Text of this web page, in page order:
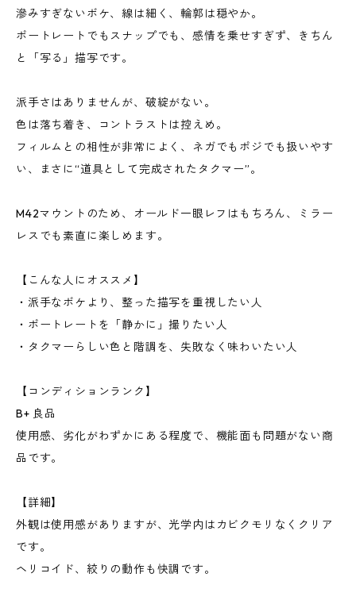
滲みすぎないボケ、線は細く、輪郭は穏やか。
ポートレートでもスナップでも、感情を乗せすぎず、きちん
と「写る」描写です。
派手さはありませんが、破綻がない。
色は落ち着き、コントラストは控えめ。
フィルムとの相性が非常によく、ネガでもポジでも扱いやす
い、まさに“道具として完成されたタクマー”。
M42マウントのため、オールド一眼レフはもちろん、ミラー
レスでも素直に楽しめます。
【こんな人にオススメ】
・派手なボケより、整った描写を重視したい人
・ポートレートを「静かに」撮りたい人
・タクマーらしい色と階調を、失敗なく味わいたい人
【コンディションランク】
B+ 良品
使用感、劣化がわずかにある程度で、機能面も問題がない商
品です。
【詳細】
外観は使用感がありますが、光学内はカビクモリなくクリア
です。
ヘリコイド、絞りの動作も快調です。